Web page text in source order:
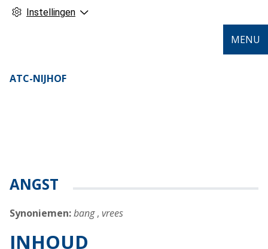
Instellingen
ATC-NIJHOF
MENU
ANGST
Synoniemen:bang, vrees
INHOUD